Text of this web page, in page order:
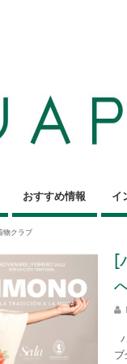
おすすめ情報 イ
物クラブ
[